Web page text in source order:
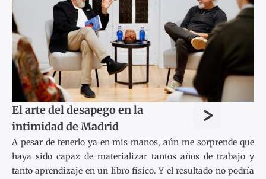
El arte del desapego en la
intimidad de Madrid
>
A pesar de tenerlo ya en mis manos, aún me sorprende que
haya sido capaz de materializar tantos años de trabajo y
tanto aprendizaje en un libro físico. Y el resultado no podría